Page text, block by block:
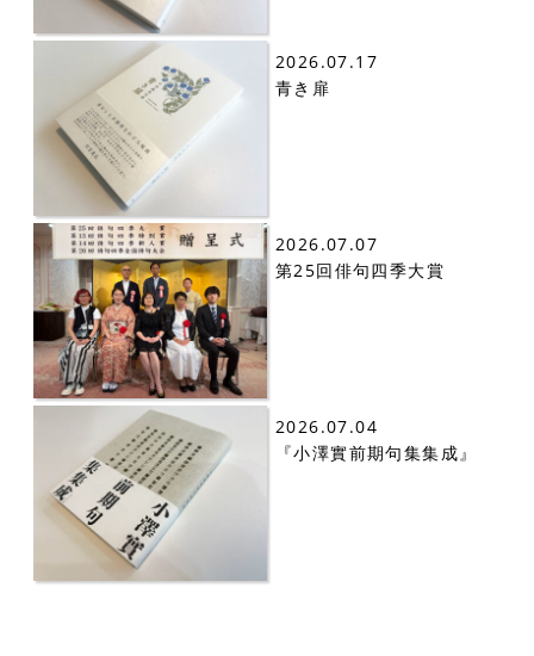
2026.07.17
青き扉
2026.07.07
第25回俳句四季大賞
2026.07.04
『小澤實前期句集集成』